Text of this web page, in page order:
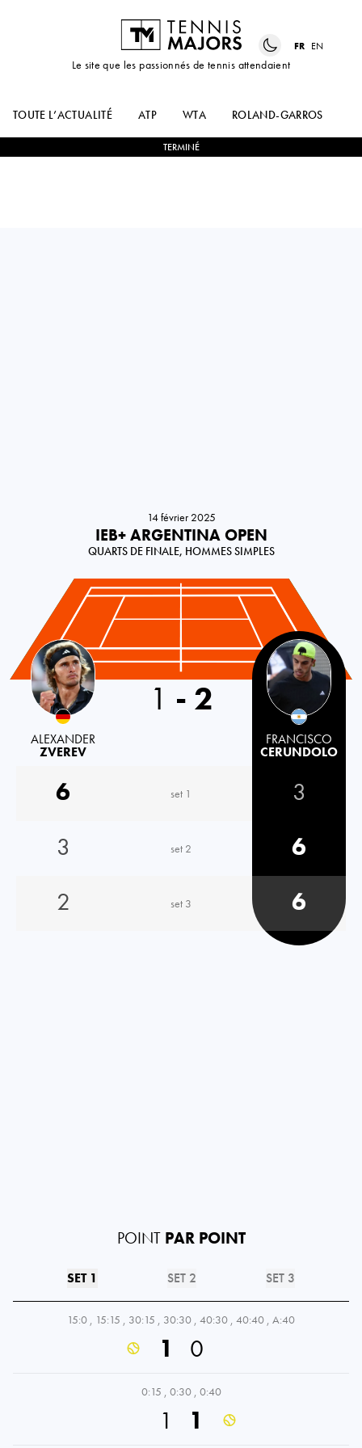
Le site que les passionnés de tennis attendaient
FR EN
TOUTE L’ACTUALITÉ ATP WTA ROLAND-GARROS
TERMINÉ
14 février 2025
IEB+ ARGENTINA OPEN
QUARTS DE FINALE, HOMMES SIMPLES
Germany
ALEXANDER
ZVEREV
1 - 2
FRANCISCO
CERUNDOLO
6 set 1
3
3
set 2
6
2
set 3 6
POINT PAR POINT
SET 1 SET 2 SET 3
15:0 , 15:15 , 30:15 , 30:30 , 40:30 , 40:40 , A:40
1 0
0:15 , 0:30 , 0:40
1 1